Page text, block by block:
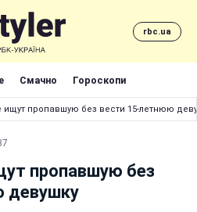
rbc.ua
Смачно Гороскопи
ищут пропавшую без вести 15-летнюю
пропавшую без
девушку